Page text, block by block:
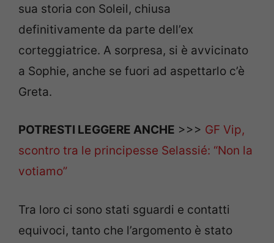
sua storia con Soleil, chiusa
definitivamente da parte dell’ex
corteggiatrice. A sorpresa, si è avvicinato
a Sophie, anche se fuori ad aspettarlo c’è
Greta.
POTRESTI LEGGERE ANCHE >>> GF Vip,
scontro tra le principesse Selassié: “Non la
votiamo”
Tra loro ci sono stati sguardi e contatti
equivoci, tanto che l’argomento è stato